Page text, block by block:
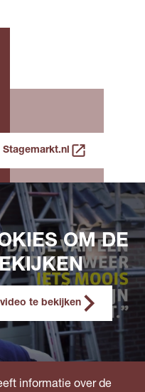
OM DE
te bekijken
informatie over de